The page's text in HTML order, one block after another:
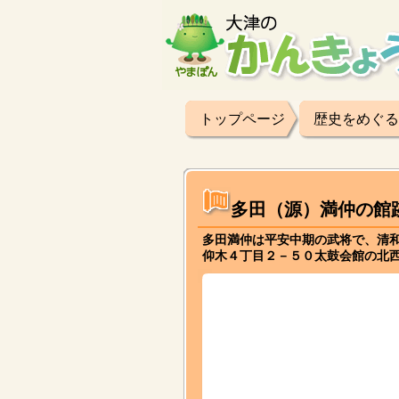
トップページ 歴史をめぐ
多田（源）満仲の館
多田満仲は平安中期の武将で、清
仰木４丁目２－５０太鼓会館の北